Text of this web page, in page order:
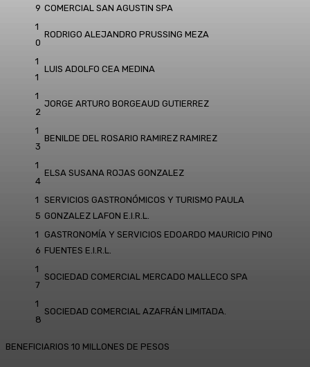
9 COMERCIAL SAN AGUSTIN SPA
1
0
RODRIGO ALEJANDRO PRUSSING MEZA
1
1
LUIS ADOLFO CEA MEDINA
1
2
JORGE ARTURO BORGEAUD GUTIERREZ
1
3
BENILDE DEL ROSARIO RAMIREZ RAMIREZ
1
4
ELSA SUSANA ROJAS GONZALEZ
1
5
SERVICIOS GASTRONÓMICOS Y TURISMO PAULA
GONZALEZ LAFON E.I.R.L.
1
6
GASTRONOMÍA Y SERVICIOS EDOARDO MAURICIO PINO
FUENTES E.I.R.L.
1
7
SOCIEDAD COMERCIAL MERCADO MALLECO SPA
1
8
SOCIEDAD COMERCIAL AZAFRÁN LIMITADA.
BENEFICIARIOS 10 MILLONES DE PESOS